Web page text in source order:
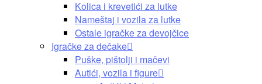
Kolica i krevetići za lutke
Nameštaj i vozila za lutke
Ostale igračke za devojčice
Igračke za dečake
Puške, pištolji i mačevi
Autići, vozila i figure